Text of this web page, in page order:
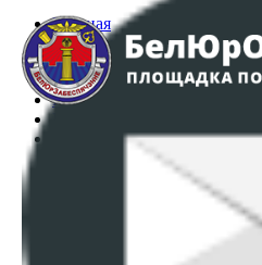
Главная
Аукционы
Интернет-магазин
Регламент организации и
Политика в отношении
ПОЛОЖЕНИЕ О
Настройки cookie-файлов